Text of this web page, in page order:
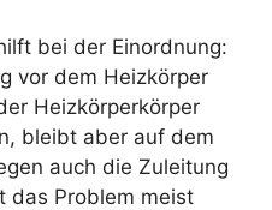
bei der Einordnung:
vor dem Heizkörper
Heizkörperkörper
bleibt aber auf dem
auch die Zuleitung
das Problem meist